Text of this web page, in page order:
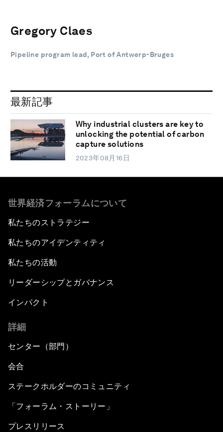
Gregory Claes
Pipeline program lead, Port of Antwerp-Bruges
最新記事
Why industrial clusters are key to
unlocking the potential of carbon
capture solutions
2023年08月16日
世界経済フォーラムについて
私たちのストラテジー
私たちのアイデンティティ
私たちの活動
リーダーシップとガバナンス
インパクト
詳細
センター（部門）
会合
ステークホルダーのコミュニティ
「フォーラム・ストーリー」
プレスリリース